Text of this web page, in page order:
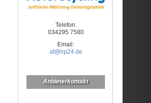
Telefon:
034295 7580
Email:
af@lrp24.de
Anbieterkontakt